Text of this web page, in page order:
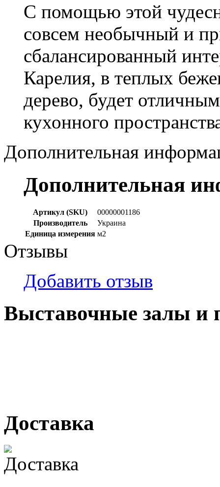
С помощью этой
совсем необычный и
сбалансированный
Карелия, в теплых
дерево, будет
кухонного
Дополнительная
Дополнительная
Артикул (SKU)
00000001186
Производитель
Украина
Единица измерения м2
Отзывы
Добавить отзыв
Выставочные залы и
Доставка